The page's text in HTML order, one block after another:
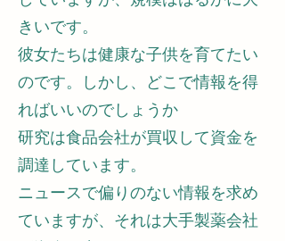
きいです。
彼女たちは健康な子供を育てたい
のです。しかし、どこで情報を得
ればいいのでしょうか
研究は食品会社が買収して資金を
調達しています。
ニュースで偏りのない情報を求め
ていますが、それは大手製薬会社